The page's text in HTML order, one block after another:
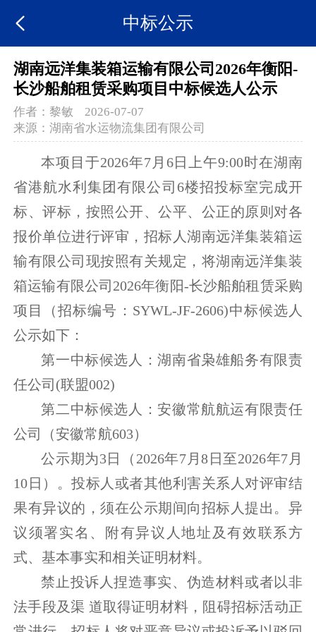
中标公示
湖南远洋集装箱运输有限公司2026年衡阳-
长沙船舶租赁采购项目中标候选人公示
作者：黎敏
2026-07-07
来源：湖南省水运物流集团有限公司
本项目于2026年7月6日上午9:00时在湖南
省港航水利集团有限公司6楼招投标室完成开
标、评标，按照公开、公平、公正的原则对各
报价单位进行评审，招标人湖南远洋集装箱运
输有限公司现按照有关规定，将湖南远洋集装
箱运输有限公司2026年衡阳-长沙船舶租赁采购
项目（招标编号：SYWL-JF-2606)中标候选人
公示如下：
第一中标候选人：湖南省枭雄船务有限责
任公司(联盟002)
第二中标候选人：安徽常航航运有限责任
公司（安徽常航603）
公示期为3日（2026年7月8日至2026年7月
10日）。投标人或者其他利害关系人对评审结
果有异议的，须在公示期间向招标人提出。异
议须署实名、附有异议人地址及有效联系方
式、基本事实和相关证明材料。
禁止投诉人捏造事实、伪造材料或者以非
法手段及渠 道取得证明材料，阻碍招标活动正